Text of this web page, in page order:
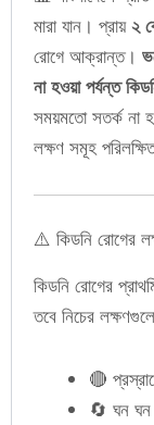
মারা যান। প্রায়২
রোগে আক্রান্ত।
না হওয়া পর্যন্ত
সময়মতো সতর্ক না
লক্ষণ সমূহ
⚠️ কিডনি রোগের
কিডনি রোগের
তবে নিচের
🔴
🔄 ঘন ঘন